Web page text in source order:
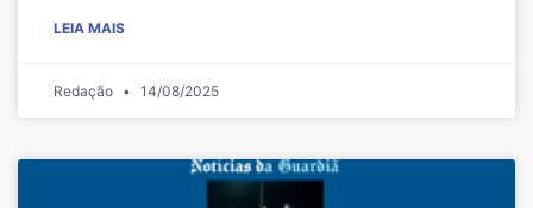
LEIA MAIS
Redação 14/08/2025